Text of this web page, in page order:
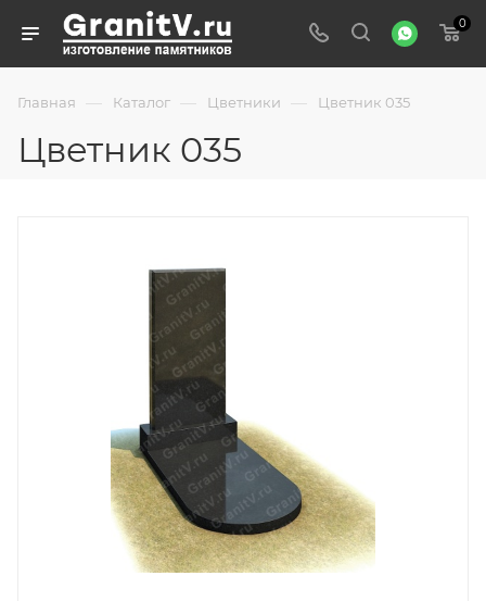
0
Главная — Каталог — Цветники — Цветник 035
Цветник 035